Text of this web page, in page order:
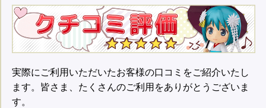
実際にご利用いただいたお客様の口コミをご紹介いたし
ます。皆さま、たくさんのご利用をありがとうございま
す。